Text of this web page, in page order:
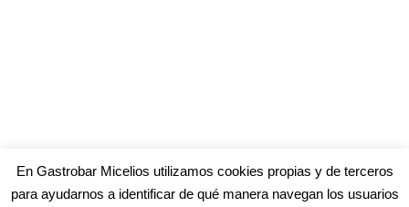
En Gastrobar Micelios utilizamos cookies propias y de terceros
para ayudarnos a identificar de qué manera navegan los usuarios